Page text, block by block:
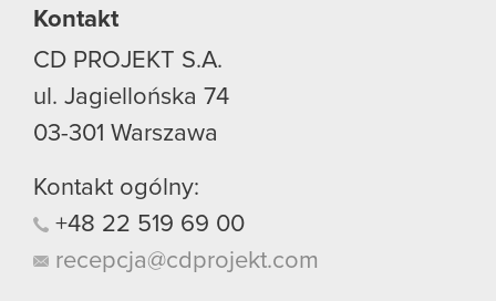
Kontakt
CD PROJEKT S.A.
ul. Jagiellońska 74
03-301 Warszawa
Kontakt ogólny:
+48 22 519 69 00
recepcja@cdprojekt.com